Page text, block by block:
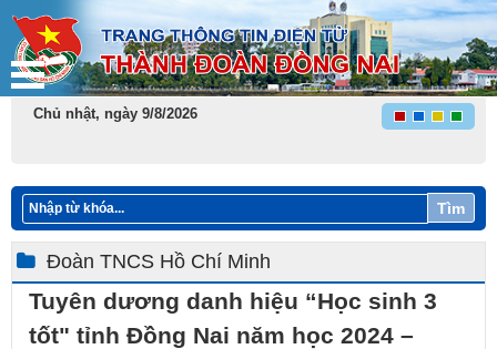
Chủ nhật, ngày 9/8/2026
Tìm
Đoàn TNCS Hồ Chí Minh
Tuyên dương danh hiệu “Học sinh 3
tốt" tỉnh Đồng Nai năm học 2024 –